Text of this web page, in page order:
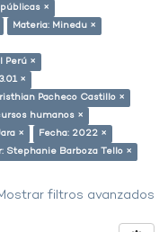
×
Materia: Minedu ×
Perú ×
×
Pacheco Castillo ×
humanos ×
×
Fecha: 2022 ×
Stephanie Barboza Tello ×
filtros avanzados